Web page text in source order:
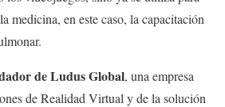
medicina, en este caso, la capacitación
de Ludus Global, una empresa
de Realidad Virtual y de la solución